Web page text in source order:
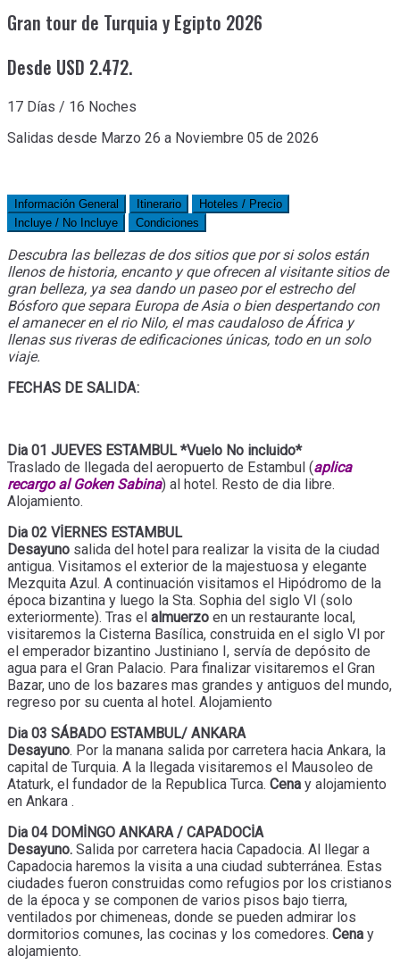
Gran tour de Turquia y Egipto 2026
Desde USD 2.472.
17 Días / 16 Noches
Salidas desde Marzo 26 a Noviembre 05 de 2026
Información General Itinerario
Hoteles / Precio
Incluye / No Incluye
Condiciones
Descubra las bellezas de dos sitios que por si solos están
llenos de historia, encanto y que ofrecen al visitante sitios de
gran belleza, ya sea dando un paseo por el estrecho del
Bósforo que separa Europa de Asia o bien despertando con
el amanecer en el rio Nilo, el mas caudaloso de África y
llenas sus riveras de edificaciones únicas, todo en un solo
viaje.
FECHAS DE SALIDA:
Dia 01 JUEVES ESTAMBUL *Vuelo No incluido*
Traslado de llegada del aeropuerto de Estambul (aplica
recargo al Goken Sabina) al hotel. Resto de dia libre.
Alojamiento.
Dia 02 VİERNES ESTAMBUL
Desayuno salida del hotel para realizar la visita de la ciudad
antigua. Visitamos el exterior de la majestuosa y elegante
Mezquita Azul. A continuación visitamos el Hipódromo de la
época bizantina y luego la Sta. Sophia del siglo VI (solo
exteriormente). Tras el almuerzo en un restaurante local,
visitaremos la Cisterna Basílica, construida en el siglo VI por
el emperador bizantino Justiniano I, servía de depósito de
agua para el Gran Palacio. Para finalizar visitaremos el Gran
Bazar, uno de los bazares mas grandes y antiguos del mundo,
regreso por su cuenta al hotel. Alojamiento
Dia 03 SÁBADO ESTAMBUL/ ANKARA
Desayuno. Por la manana salida por carretera hacia Ankara, la
capital de Turquia. A la llegada visitaremos el Mausoleo de
Ataturk, el fundador de la Republica Turca. Cena y alojamiento
en Ankara .
Dia 04 DOMİNGO ANKARA / CAPADOCİA
Desayuno. Salida por carretera hacia Capadocia. Al llegar a
Capadocia haremos la visita a una ciudad subterránea. Estas
ciudades fueron construidas como refugios por los cristianos
de la época y se componen de varios pisos bajo tierra,
ventilados por chimeneas, donde se pueden admirar los
dormitorios comunes, las cocinas y los comedores. Cena y
alojamiento.